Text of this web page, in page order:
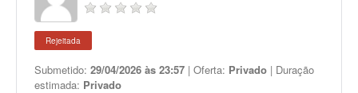
Rejeitada
Submetido: 29/04/2026 às 23:57 | Oferta: Privado | Duração
estimada: Privado